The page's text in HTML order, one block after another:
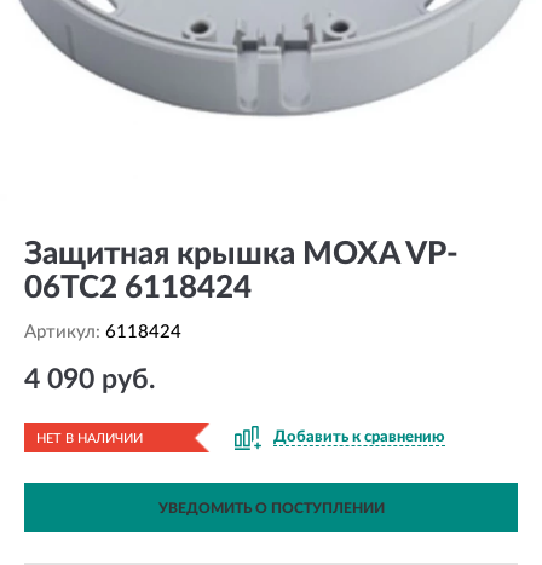
Защитная крышка MOXA VP-
06TC2 6118424
Артикул: 6118424
4 090 руб.
НЕТ В НАЛИЧИИ Добавить к сравнению
УВЕДОМИТЬ О ПОСТУПЛЕНИИ